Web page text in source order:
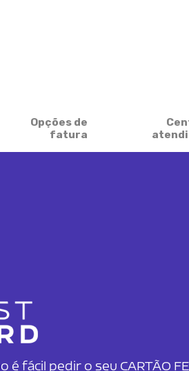
Opções de
fatura
é fácil pedir o seu CARTÃO